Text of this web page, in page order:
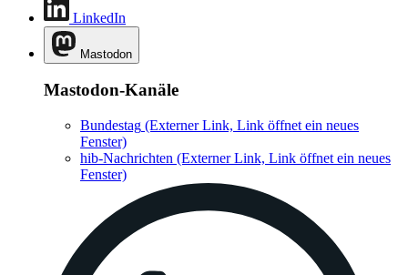
LinkedIn
Mastodon
Mastodon-Kanäle
Bundestag (Externer Link, Link öffnet ein neues
Fenster)
hib-Nachrichten (Externer Link, Link öffnet ein neues
Fenster)